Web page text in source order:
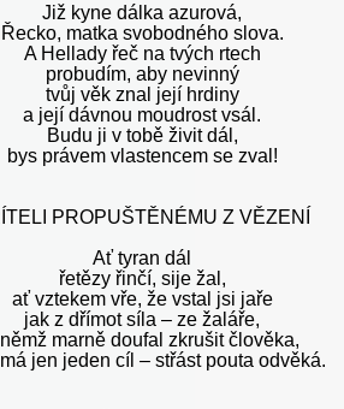
Již kyne dálka azurová,
Řecko, matka svobodného slova.
A Hellady řeč na tvých rtech
probudím, aby nevinný
tvůj věk znal její hrdiny
a její dávnou moudrost vsál.
Budu ji v tobě živit dál,
bys právem vlastencem se zval!
PROPUŠTĚNÉMU Z VĚZENÍ
Ať tyran dál
řetězy řinčí, sije žal,
ať vztekem vře, že vstal jsi jaře
jak z dřímot síla – ze žaláře,
marně doufal zkrušit člověka,
jen jeden cíl – střást pouta odvěká.